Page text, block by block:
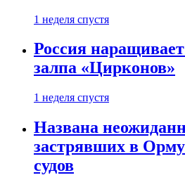
1 неделя спустя
Россия
залпа «Цирконов»
1 неделя спустя
Названа
застрявших в
судов